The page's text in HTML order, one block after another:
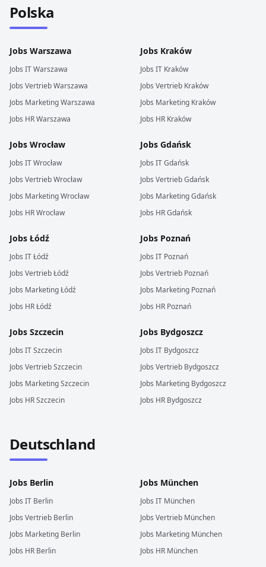
Polska
Jobs Warszawa
Jobs ITWarszawa
Jobs VertriebWarszawa
Jobs MarketingWarszawa
Jobs HRWarszawa
Jobs Kraków
Jobs IT Kraków
Jobs Vertrieb Kraków
Jobs Marketing Kraków
Jobs HR Kraków
Jobs Wrocław
Jobs ITWrocław
Jobs VertriebWrocław
Jobs MarketingWrocław
Jobs HRWrocław
Jobs Gdańsk
Jobs ITGdańsk
Jobs VertriebGdańsk
Jobs MarketingGdańsk
Jobs HRGdańsk
Jobs Łódź
Jobs ITŁódź
Jobs VertriebŁódź
Jobs MarketingŁódź
Jobs HRŁódź
Jobs Poznań
Jobs IT Poznań
Jobs Vertrieb Poznań
Jobs Marketing Poznań
Jobs HR Poznań
Jobs Szczecin
Jobs ITSzczecin
Jobs VertriebSzczecin
Jobs MarketingSzczecin
Jobs HRSzczecin
Jobs Bydgoszcz
Jobs IT Bydgoszcz
Jobs Vertrieb Bydgoszcz
Jobs Marketing Bydgoszcz
Jobs HR Bydgoszcz
Deutschland
Jobs Berlin
Jobs IT Berlin
Jobs Vertrieb Berlin
Jobs Marketing Berlin
Jobs HR Berlin
Jobs München
Jobs IT München
Jobs Vertrieb München
Jobs Marketing München
Jobs HR München